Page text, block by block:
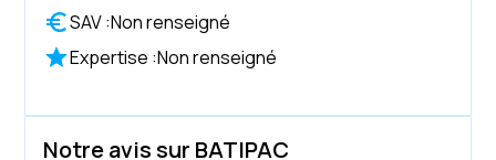
SAV :Non renseigné
Expertise :Non renseigné
Notre avis sur BATIPAC